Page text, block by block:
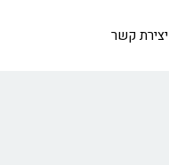
יצירת קשר